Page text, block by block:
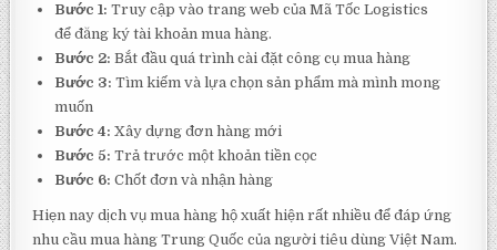
Bước 1: Truy cập vào trang web của Mã Tốc Logistics
để đăng ký tài khoản mua hàng.
Bước 2: Bắt đầu quá trình cài đặt công cụ mua hàng
Bước 3: Tìm kiếm và lựa chọn sản phẩm mà mình mong
muốn
Bước 4: Xây dựng đơn hàng mới
Bước 5: Trả trước một khoản tiền cọc
Bước 6: Chốt đơn và nhận hàng
Hiẹn nay dịch vụ mua hàng hộ xuất hiện rất nhiều để đáp ứng
nhu cầu mua hàng Trung Quốc của người tiêu dùng Việt Nam.